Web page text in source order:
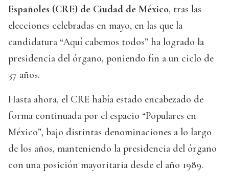
Españoles (CRE) de Ciudad de México, tras las
elecciones celebradas en mayo, en las que la
candidatura “Aquí cabemos todos” ha logrado la
presidencia del órgano, poniendo fin a un ciclo de
37 años.
Hasta ahora, el CRE había estado encabezado de
forma continuada por el espacio “Populares en
México”, bajo distintas denominaciones a lo largo
de los años, manteniendo la presidencia del órgano
con una posición mayoritaria desde el año 1989.